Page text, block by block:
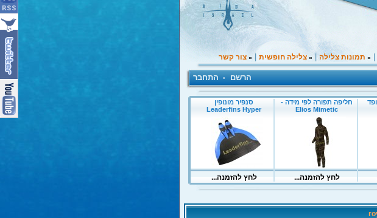
» תמונות צלילה » צלילה חופשית » צור קשר
הרשם • התחבר